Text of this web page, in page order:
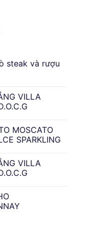
steak và rượu
VILLA
MOSCATO
SPARKLING
VILLA